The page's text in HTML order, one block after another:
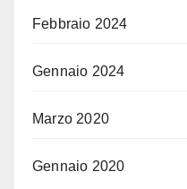
Febbraio 2024
Gennaio 2024
Marzo 2020
Gennaio 2020